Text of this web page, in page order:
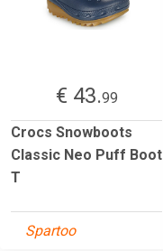
€ 43.99
Crocs Snowboots
Classic Neo Puff Boot
T
Spartoo